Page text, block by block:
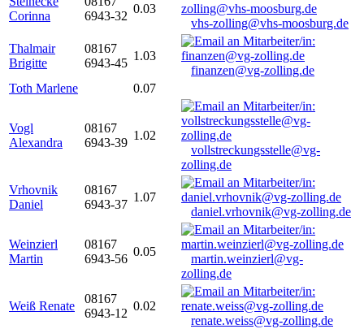
Corinna
6943-32
0.03
vhs-zolling@vhs-moosburg.de
Thalmair
Brigitte
08167
6943-45
1.03
finanzen@vg-zolling.de
Toth Marlene
0.07
Vogl
Alexandra
08167
6943-39
1.02
vollstreckungsstelle@vg-
zolling.de
Vrhovnik
Daniel
08167
6943-37
1.07
daniel.vrhovnik@vg-zolling.de
Weinzierl
Martin
08167
6943-56
0.05
martin.weinzierl@vg-
zolling.de
Weiß Renate
08167
6943-12
0.02
renate.weiss@vg-zolling.de